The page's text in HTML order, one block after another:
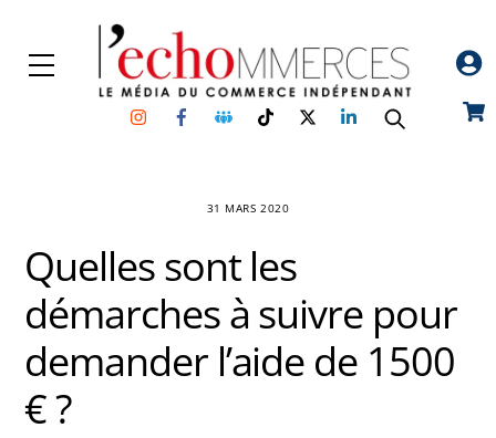
content
Menu
InstagramFacebookGroupe
Facebook
TikTokTwitterLinkedin
31 MARS 2020
Quelles sont les
démarches à suivre pour
demander l’aide de 1500
€ ?